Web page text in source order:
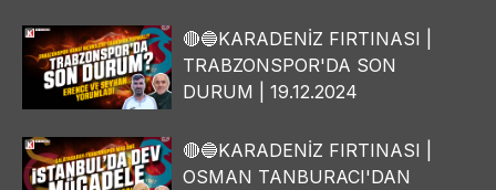
🔴🔵KARADENİZ FIRTINASI |
TRABZONSPOR'DA SON
DURUM | 19.12.2024
🔴🔵KARADENİZ FIRTINASI |
OSMAN TANBURACI'DAN